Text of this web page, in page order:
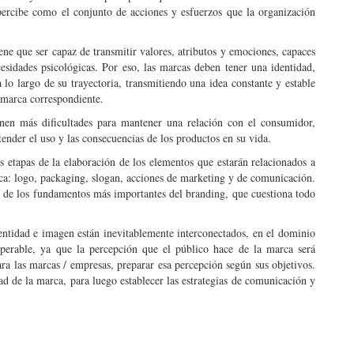
como el conjunto de acciones y esfuerzos que la organización
que ser capaz de transmitir valores, atributos y emociones, capaces
psicológicas. Por eso, las marcas deben tener una identidad,
largo de su trayectoria, transmitiendo una idea constante y estable
correspondiente.
más dificultades para mantener una relación con el consumidor,
el uso y las consecuencias de los productos en su vida.
de la elaboración de los elementos que estarán relacionados a
logo, packaging, slogan, acciones de marketing y de comunicación.
los fundamentos más importantes del branding, que cuestiona todo
e imagen están inevitablemente interconectados, en el dominio
ya que la percepción que el público hace de la marca será
las marcas / empresas, preparar esa percepción según sus objetivos.
la marca, para luego establecer las estrategias de comunicación y